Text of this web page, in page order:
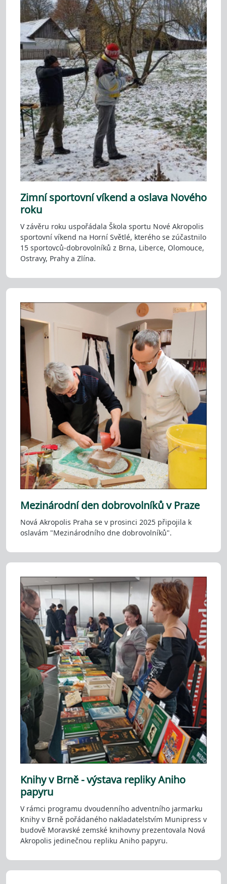
Zimní sportovní víkend a oslava Nového
roku
V závěru roku uspořádala Škola sportu Nové Akropolis
sportovní víkend na Horní Světlé, kterého se zúčastnilo
15 sportovců-dobrovolníků z Brna, Liberce, Olomouce,
Ostravy, Prahy a Zlína.
Mezinárodní den dobrovolníků v Praze
Nová Akropolis Praha se v prosinci 2025 připojila k
oslavám "Mezinárodního dne dobrovolníků".
Knihy v Brně - výstava repliky Aniho
papyru
V rámci programu dvoudenního adventního jarmarku
Knihy v Brně pořádaného nakladatelstvím Munipress v
budově Moravské zemské knihovny prezentovala Nová
Akropolis jedinečnou repliku Aniho papyru.